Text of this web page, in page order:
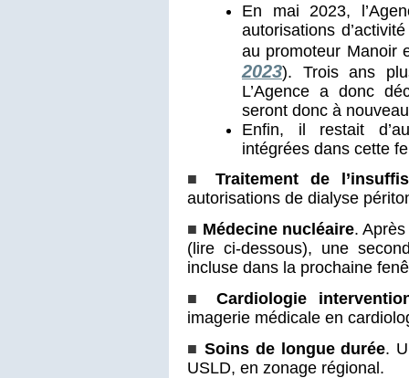
En mai 2023,
autorisations
au promoteur Manoir
2023). Trois ans
L’Agence a donc
seront donc à
Enfin, il restait
intégrées dans cette
■Traitement de
autorisations de dialyse
■ Médecine nucléaire. Après
(lire ci-dessous), une
incluse dans la prochaine
■ Cardiologie
imagerie médicale en
■Soins de longue durée.
USLD, en zonage régional.